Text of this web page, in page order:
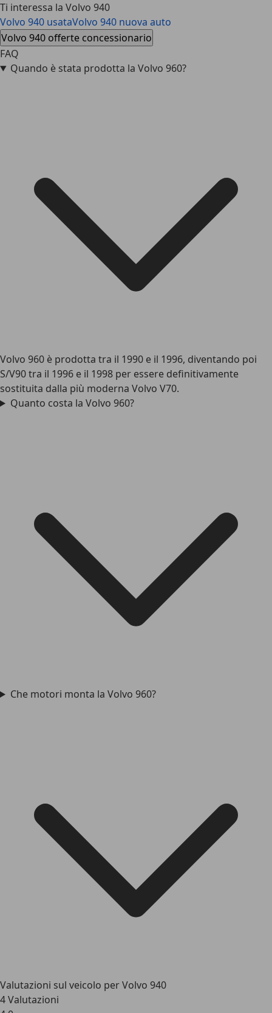
Ti interessa la Volvo 940
Volvo 940 usataVolvo 940 nuova auto
Volvo 940 offerte concessionario
FAQ
Quando è stata prodotta la Volvo 960?
Volvo 960 è prodotta tra il 1990 e il 1996, diventando poi
S/V90 tra il 1996 e il 1998 per essere definitivamente
sostituita dalla più moderna Volvo V70.
Quanto costa la Volvo 960?
Che motori monta la Volvo 960?
Valutazioni sul veicolo per Volvo 940
4 Valutazioni